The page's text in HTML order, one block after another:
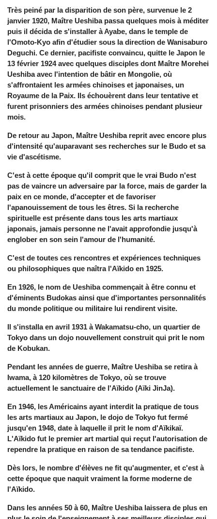
Très peiné par la disparition de son père, survenue le 2
janvier 1920, Maître Ueshiba passa quelques mois à méditer
puis il décida de s'installer à Ayabe, dans le temple de
l'Omoto-Kyo afin d'étudier sous la direction de Wanisaburo
Deguchi. Ce dernier, pacifiste convaincu, quitte le Japon le
13 février 1924 avec quelques disciples dont Maître Morehei
Ueshiba avec l'intention de bâtir en Mongolie, où
s'affrontaient les armées chinoises et japonaises, un
Royaume de la Paix. Ils échouèrent dans leur tentative et
furent prisonniers des armées chinoises pendant plusieur
mois.
De retour au Japon, Maître Ueshiba reprit avec encore plus
d'intensité qu'auparavant ses recherches sur le Budo et sa
vie d'ascétisme.
C'est à cette époque qu'il comprit que le vrai Budo n'est
pas de vaincre un adversaire par la force, mais de garder la
paix en ce monde, d'accepter et de favoriser
l'apanouissement de tous les êtres. Si la recherche
spirituelle est présente dans tous les arts martiaux
japonais, jamais personne ne l'avait approfondie jusqu'à
englober en son sein l'amour de l'humanité.
C'est de toutes ces rencontres et expériences techniques
ou philosophiques que naîtra l'Aïkido en 1925.
En 1926, le nom de Ueshiba commençait à être connu et
d'éminents Budokas ainsi que d'importantes personnalités
du monde politique ou militaire lui rendirent visite.
Il s'installa en avril 1931 à Wakamatsu-cho, un quartier de
Tokyo dans un dojo nouvellement construit qui prit le nom
de Kobukan.
Pendant les années de guerre, Maître Ueshiba se retira à
Iwama, à 120 kilomètres de Tokyo, où se trouve
actuellement le sanctuaire de l'Aïkido (Aïki JinJa).
En 1946, les Américains ayant interdit la pratique de tous
les arts martiaux au Japon, le dojo de Tokyo fut fermé
jusqu'en 1948, date à laquelle il prit le nom d'Aïkikaï.
L'Aïkido fut le premier art martial qui reçut l'autorisation de
rependre la pratique en raison de sa tendance pacifiste.
Dès lors, le nombre d'élèves ne fit qu'augmenter, et c'est à
cette époque que naquit vraiment la forme moderne de
l'Aïkido.
Dans les années 50 à 60, Maître Ueshiba laissera de plus en